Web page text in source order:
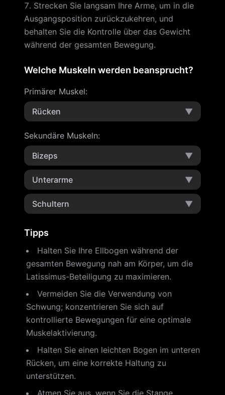
Strecken Sie langsam Ihre Arme, um in die
Ausgangsposition zurückzukehren, und
behalten Sie die Kontrolle über das Gewicht
während der gesamten Bewegung.
Welche Muskeln werden beansprucht?
Primärer Muskel:
Rücken
▼
Sekundäre Muskeln:
Bizeps
▼
Unterarme ▼
Schultern ▼
Tipps
Halten Sie Ihre Ellbogen während der
gesamten Bewegung nah am Körper, um die
Latissimus-Beteiligung zu maximieren.
Vermeiden Sie die Verwendung von
Schwung; konzentrieren Sie sich auf
kontrollierte Bewegungen für eine optimale
Muskelaktivierung.
Halten Sie einen leichten Bogen im unteren
Rücken, um eine korrekte Haltung zu
unterstützen.
Atmen Sie aus, wenn Sie die Stange